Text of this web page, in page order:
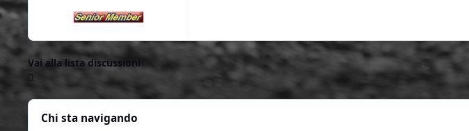
Vai alla lista discussioni
Chi sta navigando